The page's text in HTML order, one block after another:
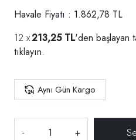
Havale Fiyatı : 1.862,78 TL
213,25 TL'den başlayan
tıklayın.
Aynı Gün Kargo
- +